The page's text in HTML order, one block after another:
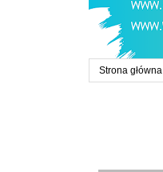
Strona główna